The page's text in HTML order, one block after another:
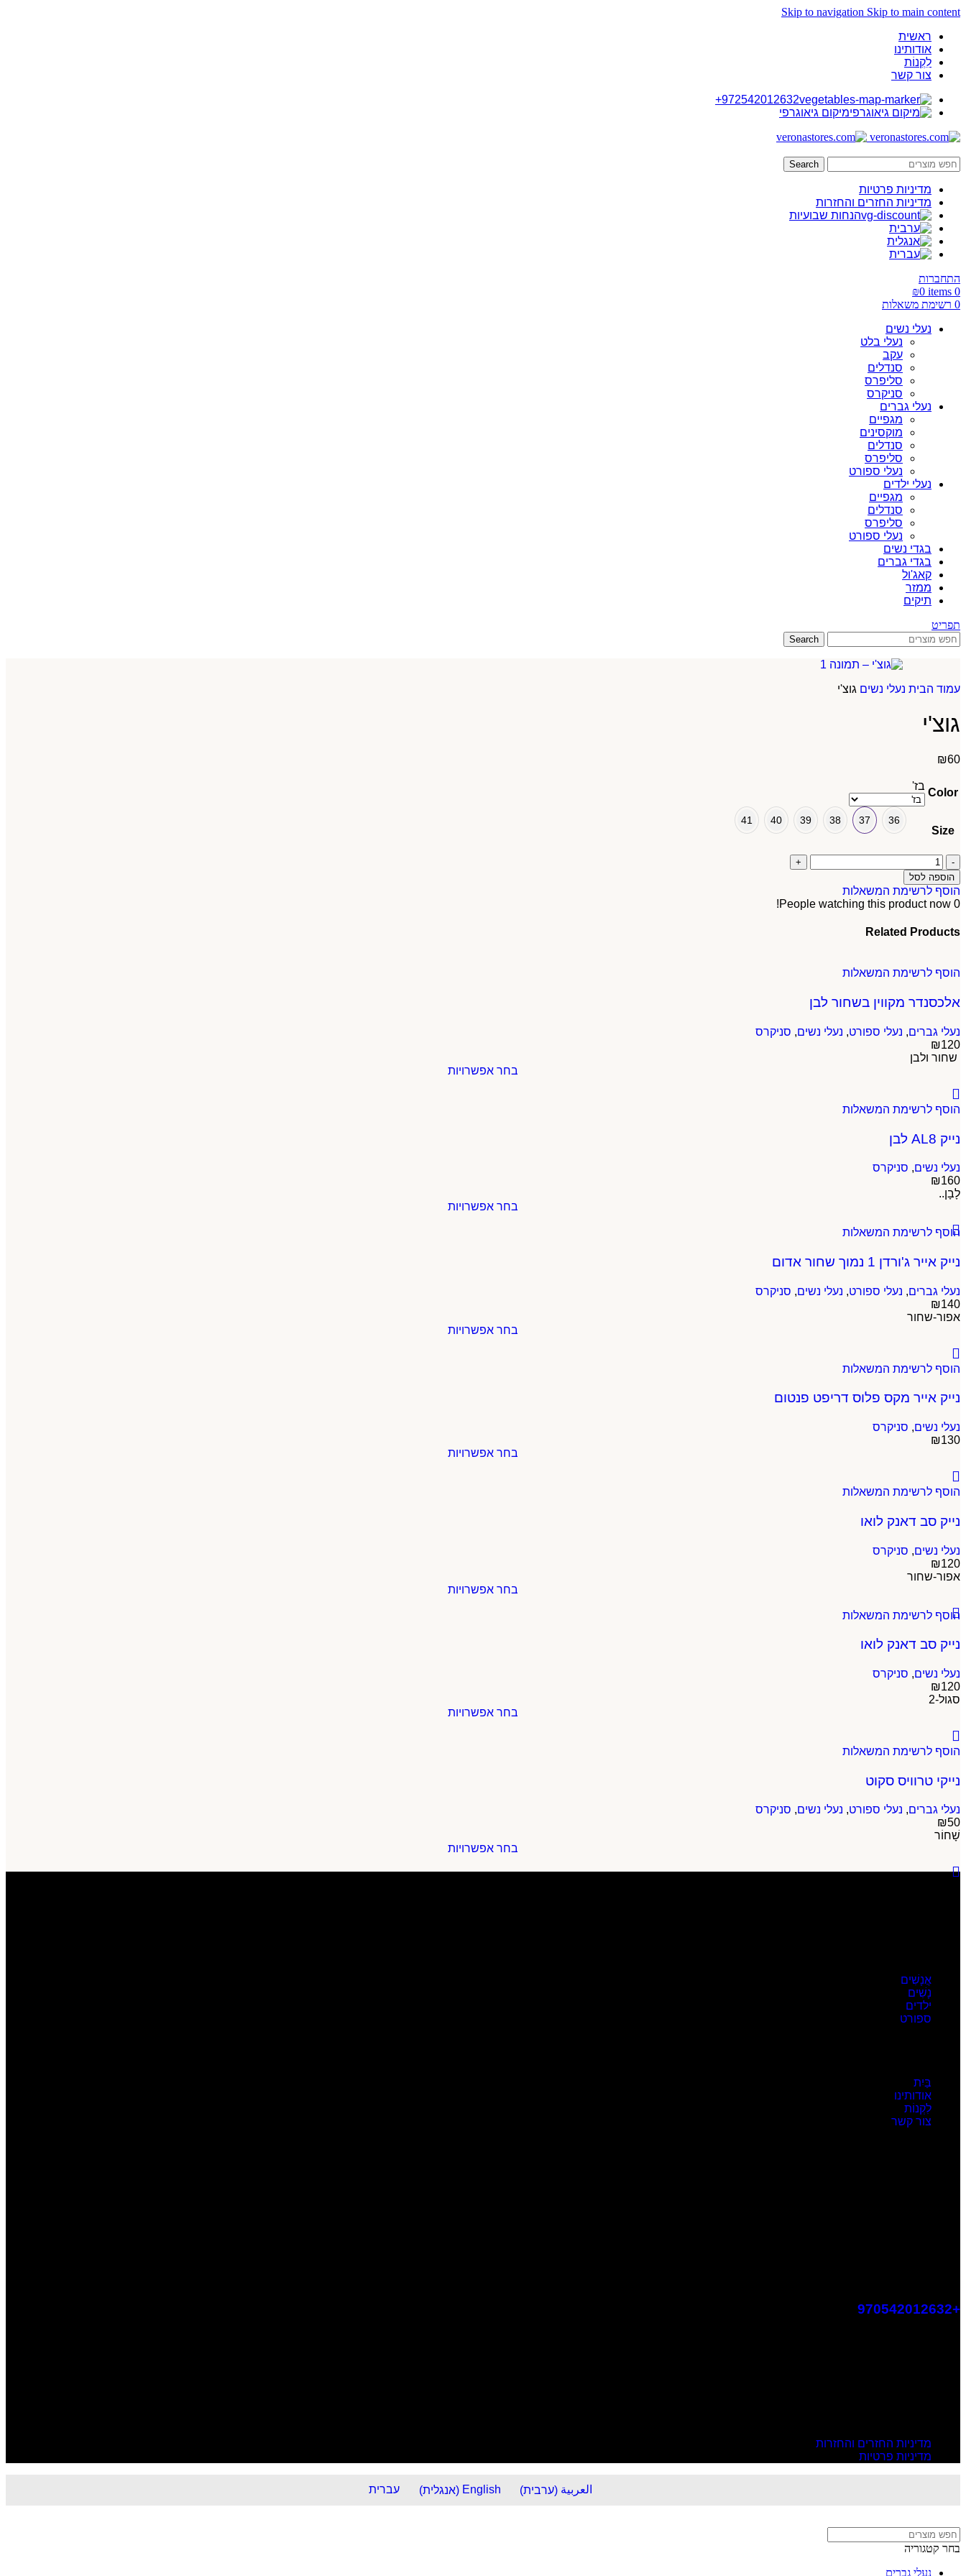
Skip to navigation Skip to main content
ראשית
אודותינו
לִקְנוֹת
צור קשר
972542012632+
מיקום גיאוגרפי
Search
מדיניות פרטיות
מדיניות החזרים והחזרות
הנחות שבועיות
התחברות
0
items
₪0
0 רשימת משאלות
נעלי נשים
נעלי בלט
עקב
סנדלים
סליפרס
סניקרס
נעלי גברים
מגפיים
מוקסינים
סנדלים
סליפרס
נעלי ספורט
נעלי ילדים
מגפיים
סנדלים
סליפרס
נעלי ספורט
בגדי נשים
בגדי גברים
קאג'ול
ממזר
תיקים
תפריט
Search
עמוד הבית נעלי נשים גוצ'י
גוצ'י
₪60
Color
בז'
Size
36
37
38
39
40
41
הוספה לסל
הוסף לרשימת המשאלות
0
People watching this product now!
Related Products
הוסף לרשימת המשאלות
אלכסנדר מקווין בשחור לבן
נעלי גברים, נעלי ספורט, נעלי נשים, סניקרס
₪120
שחור ולבן
בחר אפשרויות
הוסף לרשימת המשאלות
נייק AL8 לבן
נעלי נשים, סניקרס
₪160
לָבָן..
בחר אפשרויות
הוסף לרשימת המשאלות
נייק אייר ג'ורדן 1 נמוך שחור אדום
נעלי גברים, נעלי ספורט, נעלי נשים, סניקרס
₪140
אפור-שחור
בחר אפשרויות
הוסף לרשימת המשאלות
נייק אייר מקס פלוס דריפט פנטום
נעלי נשים, סניקרס
₪130
בחר אפשרויות
הוסף לרשימת המשאלות
נייק סב דאנק לואו
נעלי נשים, סניקרס
₪120
אפור-שחור
בחר אפשרויות
הוסף לרשימת המשאלות
נייק סב דאנק לואו
נעלי נשים, סניקרס
₪120
סגול-2
בחר אפשרויות
הוסף לרשימת המשאלות
נייקי טרוויס סקוט
נעלי גברים, נעלי ספורט, נעלי נשים, סניקרס
₪50
שָׁחוֹר
בחר אפשרויות
אֲנָשִׁים
נָשִׁים
ילדים
ספורט
בַּיִת
אודותינו
לִקְנוֹת
צור קשר
+970542012632
מדיניות החזרים והחזרות
מדיניות פרטיות
العربية (ערבית)
English
(אנגלית) עברית
בחר קטגוריה
נעלי גברים